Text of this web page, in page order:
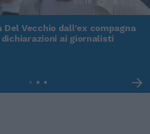
Del Vecchio dall'ex compagna
dichiarazioni ai giornalisti